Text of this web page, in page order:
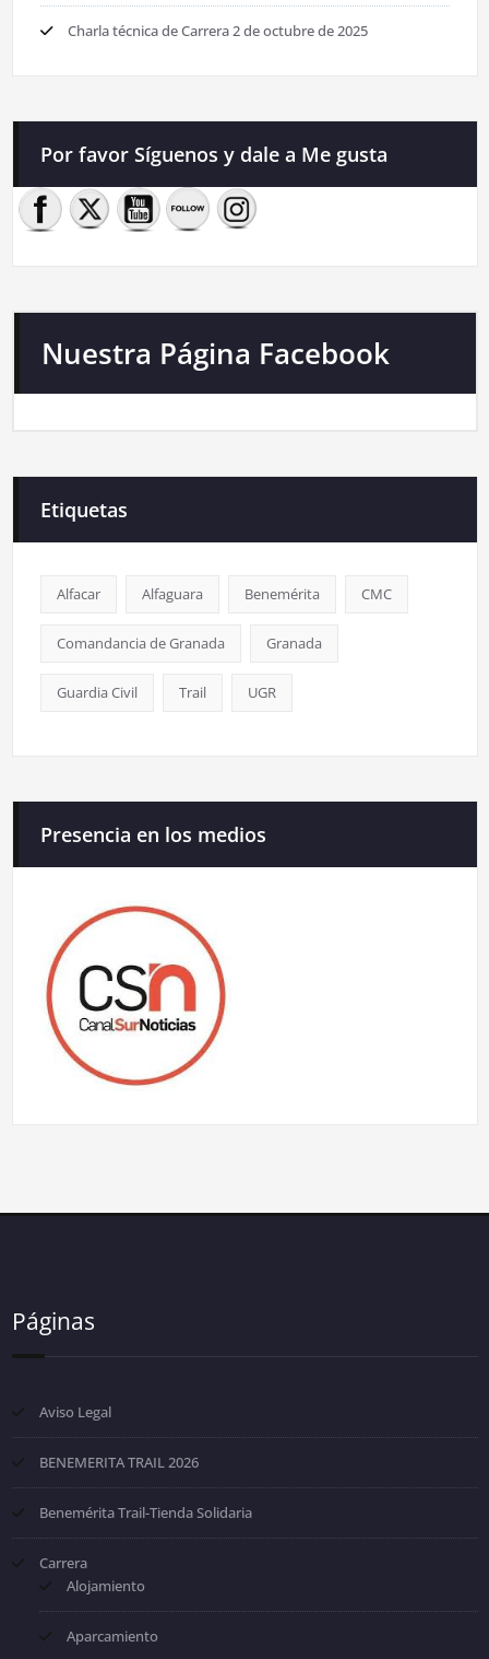
Charla técnica de Carrera2 de octubre de 2025
Por favor Síguenos y dale a Me gusta
Nuestra Página Facebook
Etiquetas
Alfacar Alfaguara Benemérita CMC
Comandancia de Granada Granada
Guardia Civil Trail UGR
Presencia en los medios
Páginas
Aviso Legal
BENEMERITA TRAIL 2026
Benemérita Trail-Tienda Solidaria
Carrera
Alojamiento
Aparcamiento